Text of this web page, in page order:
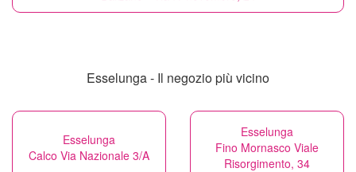
Esselunga - Il negozio più vicino
Esselunga
Calco Via Nazionale 3/A
Esselunga
Fino Mornasco Viale
Risorgimento, 34